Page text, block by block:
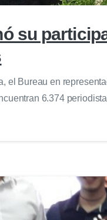
su
el Bureau en
6.374